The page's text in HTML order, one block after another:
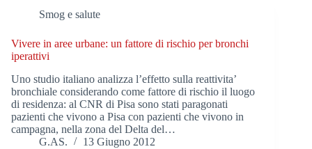
Smog e salute
Vivere in aree urbane: un fattore di rischio per bronchi
iperattivi
Uno studio italiano analizza l’effetto sulla reattivita’
bronchiale considerando come fattore di rischio il luogo
di residenza: al CNR di Pisa sono stati paragonati
pazienti che vivono a Pisa con pazienti che vivono in
campagna, nella zona del Delta del…
G.AS.
13 Giugno 2012